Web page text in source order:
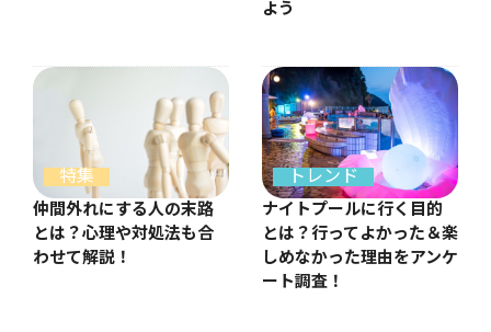
よう
特集
仲間外れにする人の末路
とは？心理や対処法も合
わせて解説！
トレンド
ナイトプールに行く目的
とは？行ってよかった＆楽
しめなかった理由をアンケ
ート調査！